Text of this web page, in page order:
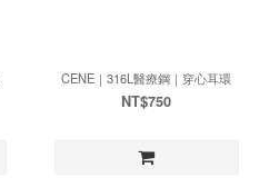
CENE｜316L醫療鋼｜穿心耳環
NT$750